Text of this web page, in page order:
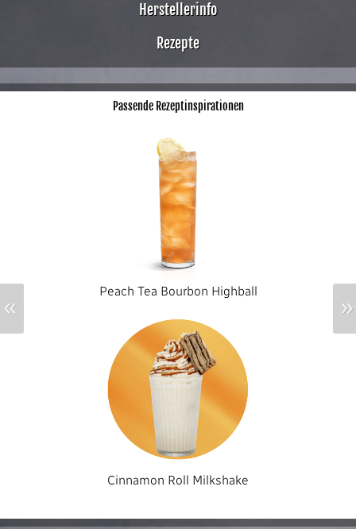
Herstellerinfo
Rezepte
Passende Rezeptinspirationen
Peach Tea Bourbon Highball
Cinnamon Roll Milkshake
« »